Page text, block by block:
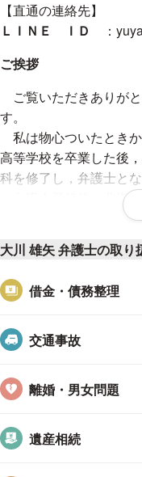
【直通の連絡先】
ＬＩＮＥ ＩＤ
：
ご挨拶
ご覧いただきありが
す。
私は物心ついたとき
高等学校を卒業した後
科を修了し，弁護士とな
弁護士登録後は北海
きましたが，平成２９
子と遊んだり，大学時
り，高校生まで続けて
今は弁護士の数も増加
て弁護士に相談する方
より良い解決をご案内
とがありましたら，ま
て，何が一番良い解決
大川 雄矢 弁護士の取り
借金・債務整理
交通事故
離婚・男女問題
遺産相続